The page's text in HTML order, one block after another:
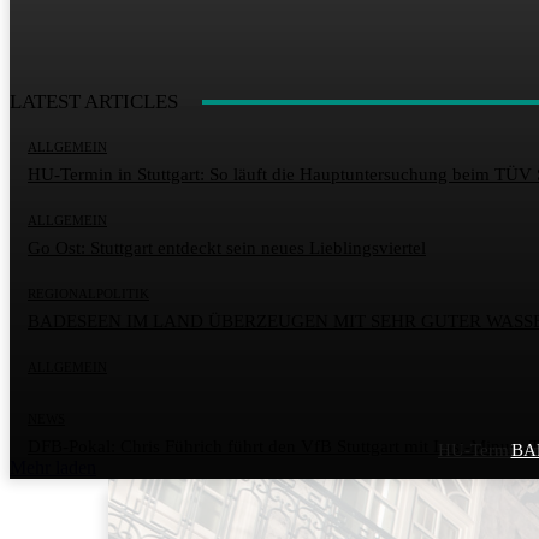
HU-Termin
LATEST ARTICLES
ALLGEMEIN
HU-Termin in Stuttgart: So läuft die Hauptuntersuchung beim TÜV
DFB-Pokal: Chris Führich führt den VfB Stuttgart mit Last-Minute-